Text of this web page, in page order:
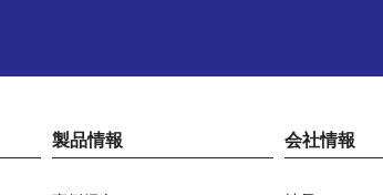
製品情報 会社情報